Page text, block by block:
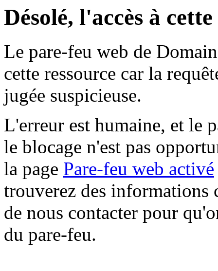
Désolé, l'accès à
Le pare-feu web de
cette ressource car la
jugée suspicieuse.
L'erreur est humaine, et le
le blocage n'est pas
la page Pare-feu web activé
trouverez des informations
de nous contacter pour
du pare-feu.